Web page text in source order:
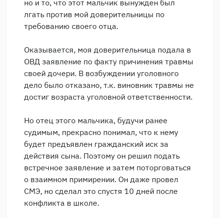
но и то, что этот мальчик вынужден был
лгать против мой доверительницы по
требованию своего отца.
Оказывается, моя доверительница подала в
ОВД заявление по факту причинения травмы
своей дочери. В возбуждении уголовного
дело было отказано, т.к. виновник травмы не
достиг возраста уголовной ответственности.
Но отец этого мальчика, будучи ранее
судимым, прекрасно понимал, что к нему
будет предъявлен гражданский иск за
действия сына. Поэтому он решил подать
встречное заявление и затем поторговаться
о взаимном примирении. Он даже провел
СМЭ, но сделал это спустя 10 дней после
конфликта в школе.